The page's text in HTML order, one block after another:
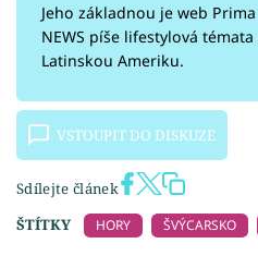
Jeho základnou je web
NEWS píše lifestylová
Latinskou Ameriku.
VSTOUPIT DO DISKUZE
Sdílejte článek
ŠTÍTKY
HORY ŠVÝCARSKO